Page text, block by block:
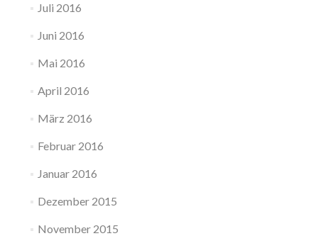
Juli 2016
Juni 2016
Mai 2016
April 2016
März 2016
Februar 2016
Januar 2016
Dezember 2015
November 2015